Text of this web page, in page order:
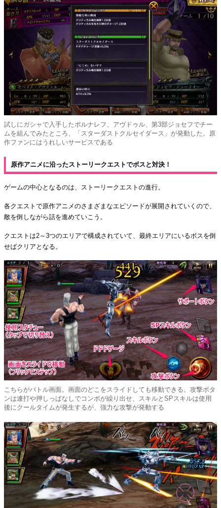
試しにガシャで入手したポルナレフ、アヴドゥル、第3部ジョセフでチー
ムを組んでみたところ、「スターダストクルセイダース」が発動した。原
作ファンにはうれしいサービスである
原作アニメに沿ったストーリークエストでボスと対決！
ゲームの中心となるのは、ストーリークエストの進行。
各クエストで原作アニメのさまざまなエピソードが展開されていくので、
敵を倒しながら話を進めていこう。
クエストは2～3つのエリアで構成されていて、最終エリアにいるボスを倒
せばクリアとなる。
こちらがバトル画面。画面のどこをスライドしても移動できる。攻撃ボタ
ンは連打や押しっぱなしでコンボが繰り出せ、スキルとSPスキルは使用
後にクールタイムが発生するが、強力な攻撃が発動する